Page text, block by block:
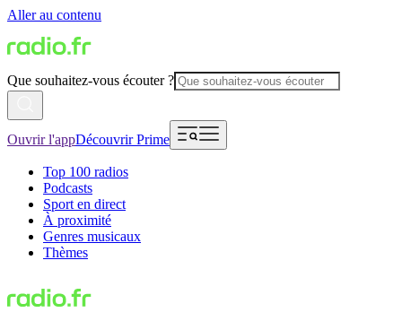
Aller au contenu
Que souhaitez-vous écouter ?
Ouvrir l'appDécouvrir Prime
Top 100 radios
Podcasts
Sport en direct
À proximité
Genres musicaux
Thèmes